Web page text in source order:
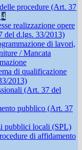
procedure (Art. 37
4
realizzazione opere
del d.lgs. 33/2013)
di lavori,
/ Mancata
di qualificazione
2013)
(Art. 37 del
pubblico (Art. 37
pubblici locali (SPL)
di affidamento